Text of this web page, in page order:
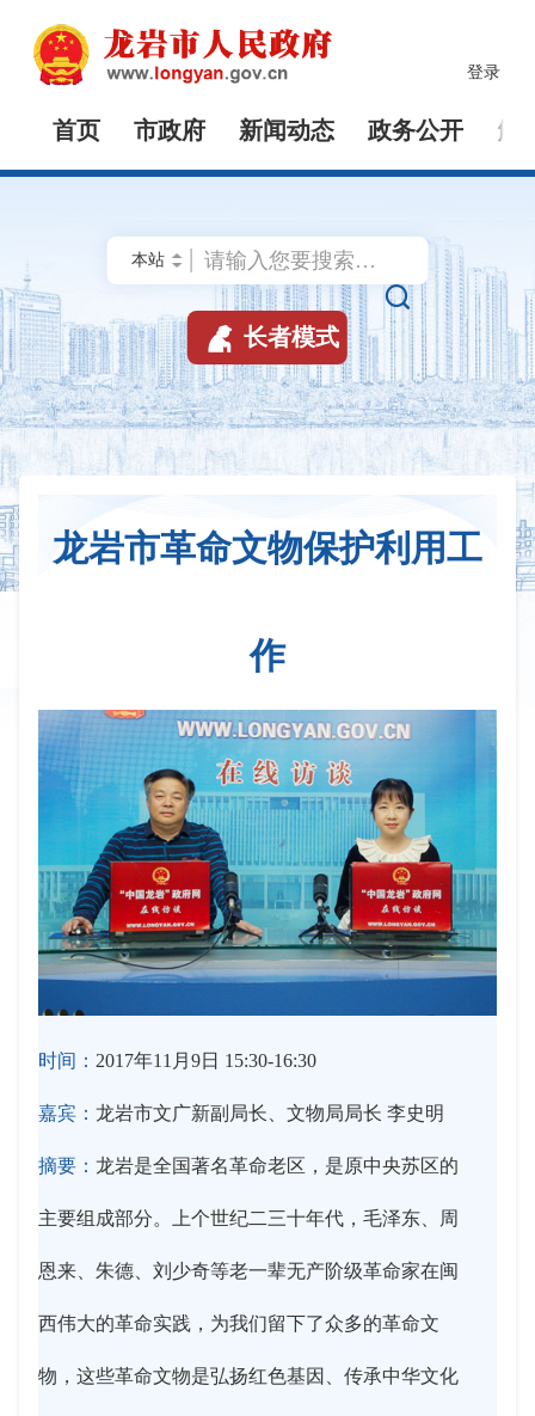
登录
首页 市政府 新闻动态 政务公开 解

 长者模式
龙岩市革命文物保护利用工
作
时间： 2017年11月9日 15:30-16:30
嘉宾： 龙岩市文广新副局长、文物局局长 李史明
摘要： 龙岩是全国著名革命老区，是原中央苏区的
主要组成部分。上个世纪二三十年代，毛泽东、周
恩来、朱德、刘少奇等老一辈无产阶级革命家在闽
西伟大的革命实践，为我们留下了众多的革命文
物，这些革命文物是弘扬红色基因、传承中华文化